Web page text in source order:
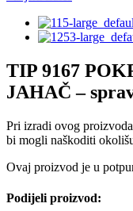
TIP 9167
JAHAČ –
Pri izradi ovog
bi mogli naškoditi
Ovaj proizvod je u
Podijeli proizvod: